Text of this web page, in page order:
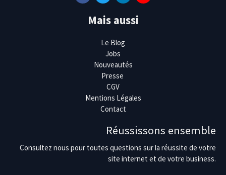
Mais aussi
Le Blog
Jobs
Nouveautés
Presse
CGV
Mentions Légales
Contact
Réussissons ensemble
Consultez nous pour toutes questions sur la réussite de votre
site internet et de votre business.